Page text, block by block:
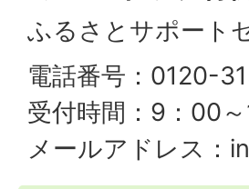
ふるさとサポート
電話番号：0120-
受付時間：9：00
メールアドレス：